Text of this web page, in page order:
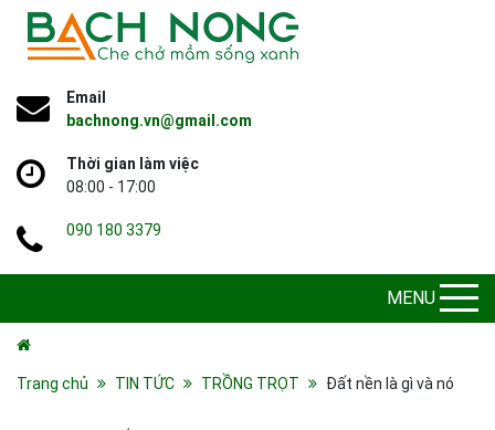
Email
bachnong.vn@gmail.com
Thời gian làm việc
08:00 - 17:00
090 180 3379
MENU
Trang chủ TIN TỨC TRỒNG TRỌT Đất nền là gì và nó